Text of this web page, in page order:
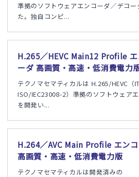
準拠のソフトウェアエンコーダ／デコ
た。独自コンピ...
H.265／HEVC Main12 Profile
ーダ 高画質・高速・低消費電力
テクノマセマティカルは H.265/HEVC（
ISO/IEC23008-2）準拠のソフトウェア
を開発い...
H.264／AVC Main Profile エン
高画質・高速・低消費電力版
テクノマセマティカルは開発済みの